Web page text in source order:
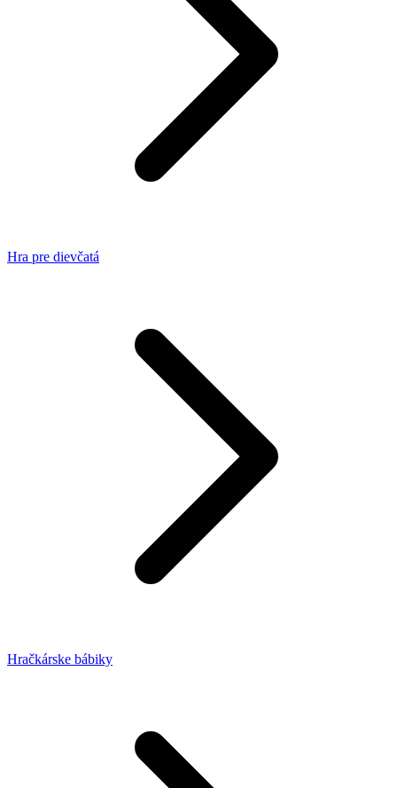
Hra pre dievčatá
Hračkárske bábiky